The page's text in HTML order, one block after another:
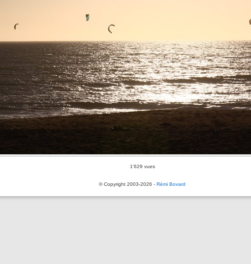
1'629 vues
© Copyright 2003-2026 - Rémi Bovard